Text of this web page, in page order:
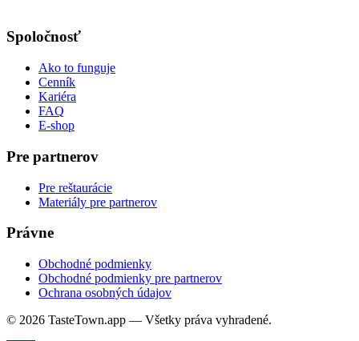
Spoločnosť
Ako to funguje
Cenník
Kariéra
FAQ
E-shop
Pre partnerov
Pre reštaurácie
Materiály pre partnerov
Právne
Obchodné podmienky
Obchodné podmienky pre partnerov
Ochrana osobných údajov
© 2026 TasteTown.app — Všetky práva vyhradené.